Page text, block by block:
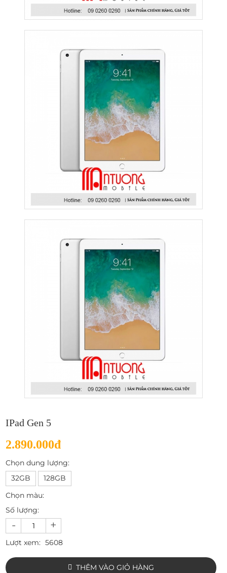
IPad Gen 5
2.890.000đ
Chọn dung lượng:
32GB
128GB
Chọn màu:
Số lượng:
- +
Lượt xem: 5608
THÊM VÀO GIỎ HÀNG